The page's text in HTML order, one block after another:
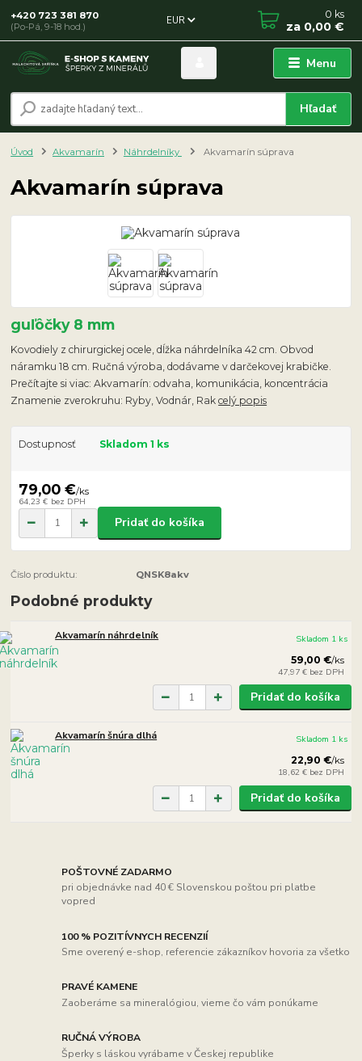
Menu
EUR
Hľadať
+420 723 381 870
(Po-Pá, 9-18 hod.)
0 ks
za 0,00 €
Úvod Akvamarín Náhrdelníky Akvamarín súprava
Akvamarín súprava
guľôčky 8 mm
Kovodiely z chirurgickej ocele, dĺžka náhrdelníka 42 cm. Obvod
náramku 18 cm. Ručná výroba, dodávame v darčekovej krabičke.
Prečítajte si viac: Akvamarín: odvaha, komunikácia, koncentrácia
Znamenie zverokruhu: Ryby, Vodnár, Rakcelý popis
Dostupnosť Skladom 1 ks
79,00 €/ks
64,23 € bez DPH
Pridať do košíka
Číslo produktu: QNSK8akv
Podobné produkty
Akvamarín náhrdelník
59,00 €/ks
47,97 € bez DPH
Skladom 1 ks
Pridať do košíka
Akvamarín šnúra dlhá
22,90 €/ks
18,62 € bez DPH
Skladom 1 ks
Pridať do košíka
POŠTOVNÉ ZADARMO
pri objednávke nad 40 € Slovenskou poštou pri platbe
vopred
100 % POZITÍVNYCH RECENZIÍ
Sme overený e-shop, referencie zákazníkov hovoria za všetko
PRAVÉ KAMENE
Zaoberáme sa mineralógiou, vieme čo vám ponúkame
RUČNÁ VÝROBA
Šperky s láskou vyrábame v Českej republike